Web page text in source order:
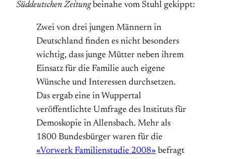
Süddeutschen Zeitungbeinahe vom Stuhl gekippt:
Zwei von drei jungen Männern in
Deutschland finden es nicht besonders
wichtig, dass junge Mütter neben ihrem
Einsatz für die Familie auch eigene
Wünsche und Interessen durchsetzen.
Das ergab eine in Wuppertal
veröffentlichte Umfrage des Instituts für
Demoskopie in Allensbach. Mehr als
1800 Bundesbürger waren für die
«Vorwerk Familienstudie 2008» befragt